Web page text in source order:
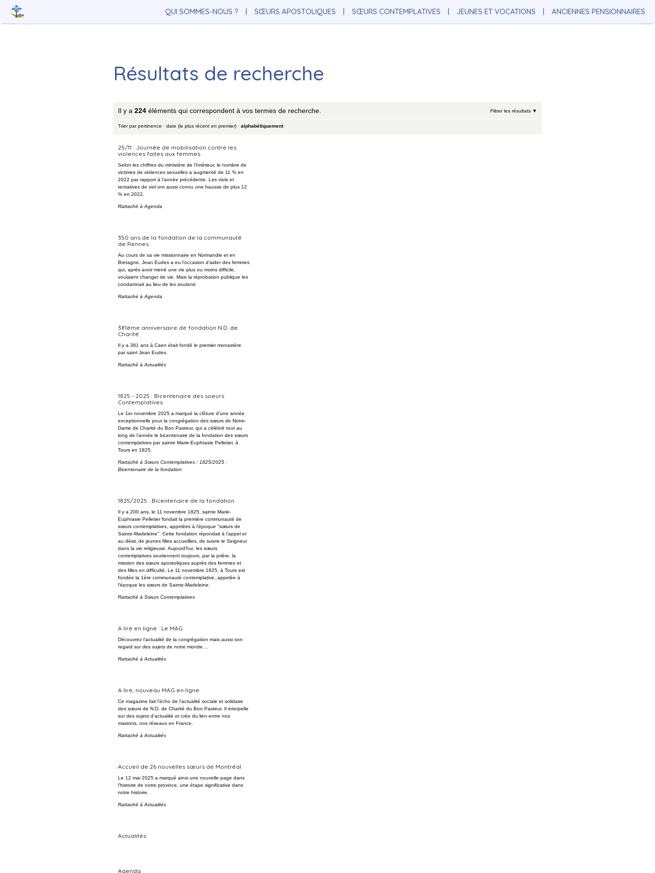
contenu.
Aller
personnels
QUI SOMMES-NOUS ? SŒURS APOSTOLIQUES SŒURS CONTEMPLATIVES JEUNES ET VOCATIONS ANCIENNES PENSIONNAIRES
Résultats de recherche
Il y a 224 éléments qui correspondent à vos termes de recherche. Filtrer les résultats
Trier par pertinence · date (le plus récent en premier) · alphabétiquement
25/11 : Journée de mobilisation contre les
violences faites aux femmes
Selon les chiffres du ministère de l’Intérieur, le nombre de
victimes de violences sexuelles a augmenté de 11 % en
2022 par rapport à l’année précédente. Les viols et
tentatives de viol ont aussi connu une hausse de plus 12
% en 2022.
Rattaché à Agenda
350 ans de la fondation de la communauté
de Rennes
Au cours de sa vie missionnaire en Normandie et en
Bretagne, Jean Eudes a eu l’occasion d’aider des femmes
qui, après avoir mené une vie plus ou moins difficile,
voulaient changer de vie. Mais la réprobation publique les
condamnait au lieu de les soutenir.
Rattaché à Agenda
381ème anniversaire de fondation N.D. de
Charité
Il y a 381 ans à Caen était fondé le premier monastère
par saint Jean Eudes.
Rattaché à Actualités
1825 - 2025 : Bicentenaire des soeurs
Contemplatives
Le 1er novembre 2025 a marqué la clôture d’une année
exceptionnelle pour la congrégation des sœurs de Notre-
Dame de Charité du Bon Pasteur, qui a célébré tout au
long de l’année le bicentenaire de la fondation des sœurs
contemplatives par sainte Marie-Euphrasie Pelletier, à
Tours en 1825.
Rattaché à Sœurs Contemplatives / 1825/2025 :
Bicentenaire de la fondation
1825/2025 : Bicentenaire de la fondation
Il y a 200 ans, le 11 novembre 1825, sainte Marie-
Euphrasie Pelletier fondait la première communauté de
sœurs contemplatives, appelées à l'époque "sœurs de
Sainte-Madeleine". Cette fondation répondait à l'appel et
au désir, de jeunes filles accueillies, de suivre le Seigneur
dans la vie religieuse. Aujourd'hui, les sœurs
contemplatives soutiennent toujours, par la prière, la
mission des sœurs apostoliques auprès des femmes et
des filles en difficulté. Le 11 novembre 1825, à Tours est
fondée la 1ère communauté contemplative, appelée à
l’époque les sœurs de Sainte-Madeleine.
Rattaché à Sœurs Contemplatives
A lire en ligne : Le MAG
Découvrez l'actualité de la congrégation mais aussi son
regard sur des sujets de notre monde....
Rattaché à Actualités
A lire, nouveau MAG en ligne
Ce magazine fait l’écho de l’actualité sociale et solidaire
des sœurs de N.D. de Charité du Bon Pasteur. Il interpelle
sur des sujets d’actualité et crée du lien entre nos
maisons, nos réseaux en France.
Rattaché à Actualités
Accueil de 26 nouvelles sœurs de Montréal
Le 12 mai 2025 a marqué ainsi une nouvelle page dans
l’histoire de notre province, une étape significative dans
notre histoire.
Rattaché à Actualités
Actualités
Agenda